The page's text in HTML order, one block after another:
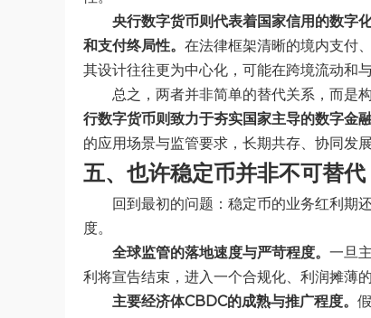
央行数字货币则代表着国家信用的数字
和支付终局性。 在法律框架清晰的境内支付
其设计往往更为中心化，可能在跨境流动和
总之，两者并非简单的替代关系，而是
行数字货币则致力于夯实国家主导的数字金融
的应用场景与监管要求，长期共存、协同发
五、也许稳定币并非不可替代
回到最初的问题：稳定币的业务红利期
度。
全球监管的落地速度与严苛程度。 一旦
利将宣告结束，进入一个合规化、利润摊薄
主要经济体CBDC的成熟与推广程度。